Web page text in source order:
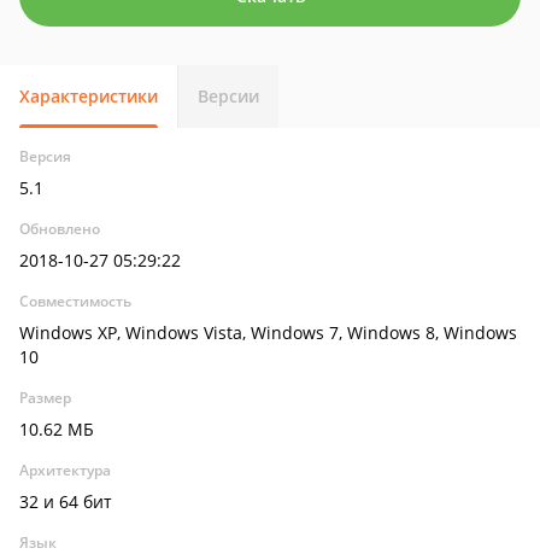
Характеристики Версии
Версия
5.1
Обновлено
2018-10-27 05:29:22
Совместимость
Windows XP, Windows Vista, Windows 7, Windows 8, Windows
10
Размер
10.62 МБ
Архитектура
32 и 64 бит
Язык